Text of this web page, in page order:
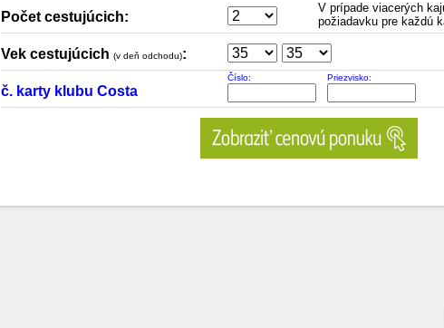
Počet cestujúcich:
V prípade viacerých
požiadavku pre každú
Vek cestujúcich (v deň odchodu):
č. karty klubu Costa
Číslo: Priezvisko: